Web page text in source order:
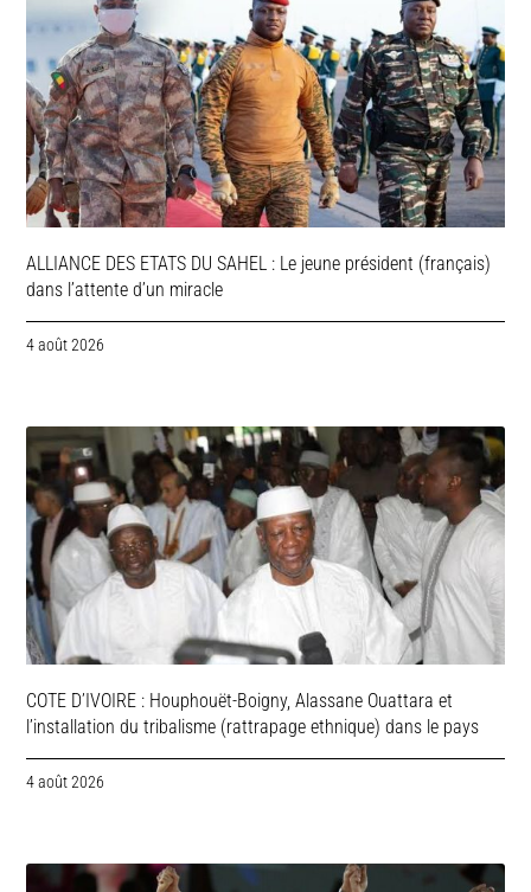
ALLIANCE DES ETATS DU SAHEL : Le jeune président (français)
dans l’attente d’un miracle
4 août 2026
COTE D’IVOIRE : Houphouët-Boigny, Alassane Ouattara et
l’installation du tribalisme (rattrapage ethnique) dans le pays
4 août 2026